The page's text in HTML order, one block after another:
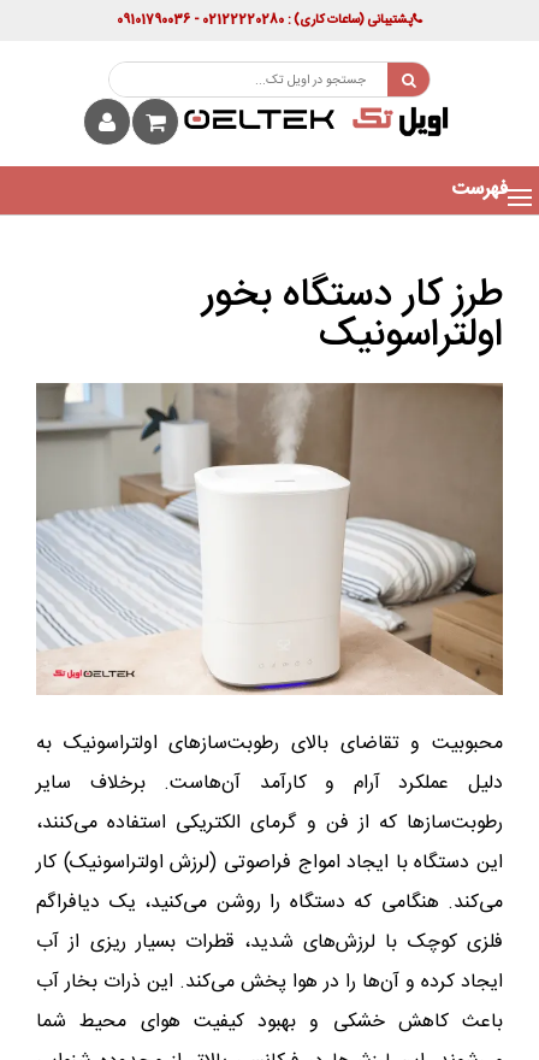
پشتیبانی(ساعات کاری): 02122220280 - 09101790036
فهرست
طرز کار دستگاه بخور
اولتراسونیک
محبوبیت و تقاضای بالای رطوبت‌سازهای اولتراسونیک به
دلیل عملکرد آرام و کارآمد آن‌هاست. برخلاف سایر
رطوبت‌سازها که از فن و گرمای الکتریکی استفاده می‌کنند،
این دستگاه با ایجاد امواج فراصوتی (لرزش اولتراسونیک) کار
می‌کند. هنگامی که دستگاه را روشن می‌کنید، یک دیافراگم
فلزی کوچک با لرزش‌های شدید، قطرات بسیار ریزی از آب
ایجاد کرده و آن‌ها را در هوا پخش می‌کند. این ذرات بخار آب
باعث کاهش خشکی و بهبود کیفیت هوای محیط شما